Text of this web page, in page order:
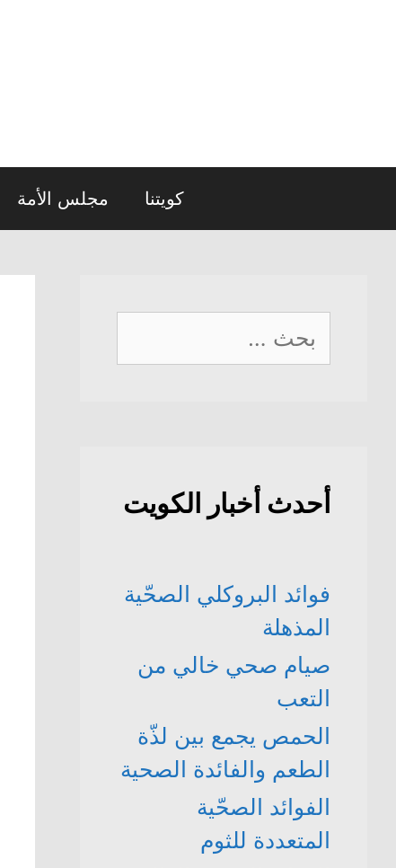
كويتنا مجلس الأمة
البحث
عن:
أحدث أخبار الكويت
فوائد البروكلي الصحّية
المذهلة
صيام صحي خالي من
التعب
الحمص يجمع بين لذّة
الطعم والفائدة الصحية
الفوائد الصحّية
المتعددة للثوم